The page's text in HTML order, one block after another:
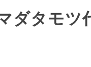
ダタモツ